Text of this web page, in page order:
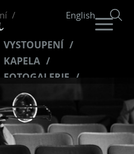
English
VYSTOUPENÍ
KAPELA
FOTOGALERIE
HUDBA
FANKLUB